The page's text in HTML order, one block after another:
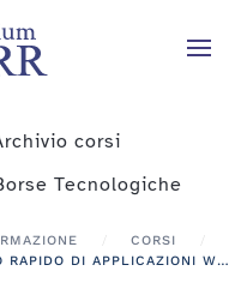
corsi
Tecnologiche
CORSI
SVILUPPO RAPIDO DI APPLICAZIONI WEB CON ELIXIR E PHOENIX